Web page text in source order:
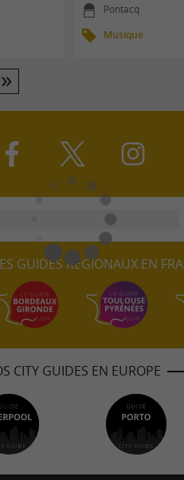
Pontacq
Musique
GUIDES RÉGIONAUX EN
CITY GUIDES EN EUROPE